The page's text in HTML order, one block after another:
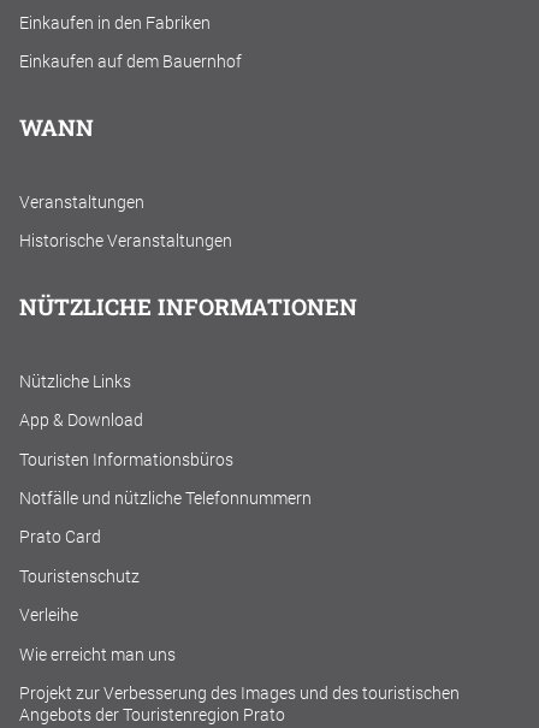
Einkaufen in den Fabriken
Einkaufen auf dem Bauernhof
WANN
Veranstaltungen
Historische Veranstaltungen
NÜTZLICHE INFORMATIONEN
Nützliche Links
App & Download
Touristen Informationsbüros
Notfälle und nützliche Telefonnummern
Prato Card
Touristenschutz
Verleihe
Wie erreicht man uns
Projekt zur Verbesserung des Images und des touristischen
Angebots der Touristenregion Prato